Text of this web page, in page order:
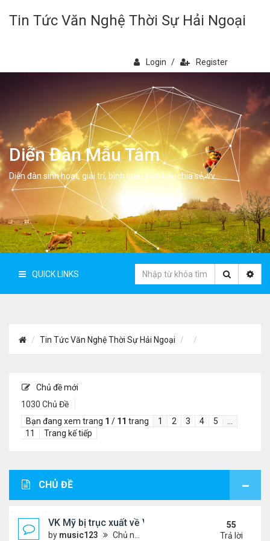
Tin Tức Văn Nghệ Thời Sự Hải Ngoại
Login / Register
Diễn Đàn Mẫu Tâm
Diễn đàn sinh hoạt, giải trí, bình luân, học hỏi, chia sẻ, vv.
QUICK LINKS
Tin Tức Văn Nghệ Thời Sự Hải Ngoại
Chủ đề mới
1030 Chủ Đề
Bạn đang xem trang 1 / 11 trang 1 2 3 4 5
11
Trang kế tiếp
CHỦ ĐỀ
VK Mỹ bị trục xuất về VN sống ra sao
by music123 Chủ nhật Tháng 6 21, 2026 7:33 pm
55
Trả lời